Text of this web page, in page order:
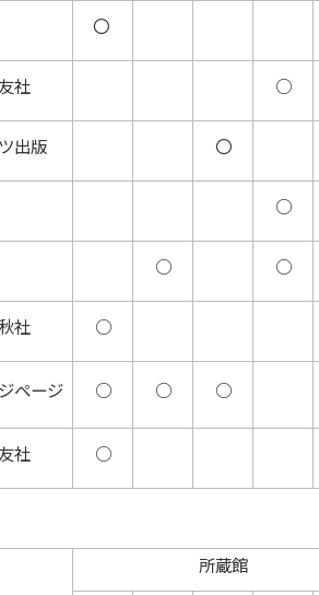
〇
社 ○
出版 〇
○
○ ○
社 ○
ページ ○ ○ ○
社 ○
所蔵館